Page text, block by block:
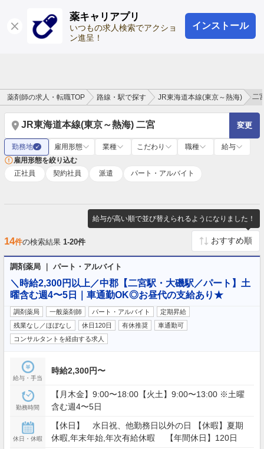
薬キャリアプリ
いつもの求人検索でアクショ
ン進呈！
インストール
ログイン 会員登録
薬剤師の求人・転職TOP 路線・駅で探す JR東海道本線(東京～熱海) 二
JR東海道本線(東京～熱海) 二宮 変更
勤務地 ✓ 雇用形態 業種 こだわり 職種
給与
雇用形態を絞り込む
正社員
契約社員 派遣 パート・アルバイト
給与が高い順で並び替えられるようになりました！
14件の検索結果 1-20件
調剤薬局 ｜ パート・アルバイト
＼時給2,300円以上／中郡【二宮駅・大磯駅／パート】土
曜含む週4〜5日｜車通勤OK◎お昼代の支給あり★
調剤薬局 一般薬剤師 パート・アルバイト
定期昇給
残業なし／ほぼなし
休日120日 有休推奨
車通勤可
コンサルタントを経由する求人
給与・手当
時給2,300円〜
勤務時間
【月木金】9:00〜18:00【火土】9:00〜13:00 ※土曜
含む週4〜5日
休日・休暇
【休日】 水日祝、他勤務日以外の日 【休暇】夏期
休暇,年末年始,年次有給休暇 【年間休日】120日